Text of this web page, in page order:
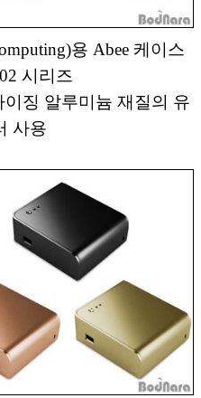
용 Abee 케이스
시리즈
징 알루미늄 재질의 유
사용